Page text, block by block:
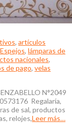
, artículos
Espejos, lámparas de
nacionales,
de pago, velas
N°2049
Regalaría,
de sal, productos
relojes,Leer más…